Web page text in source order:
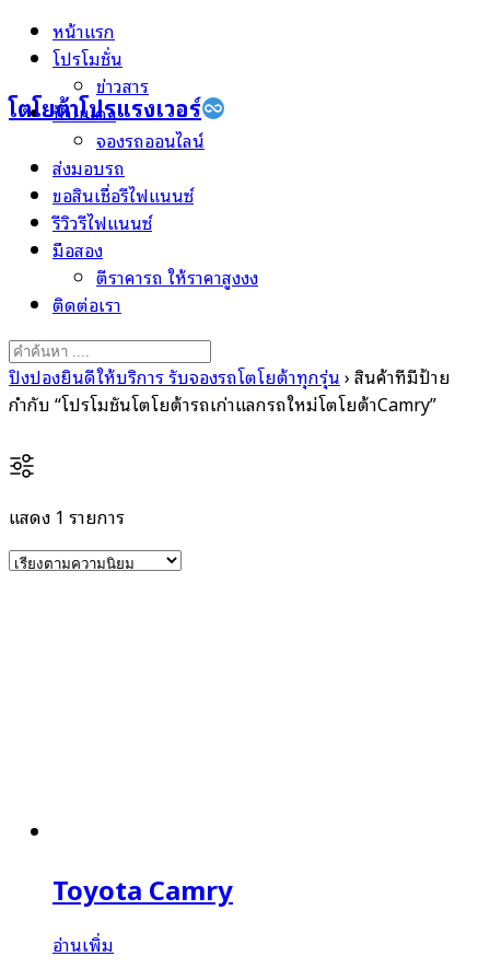
Skip
โตโยต้าโปรแรงเวอร์
หน้าแรก
โปรโมชั่น
ข่าวสาร
ป้ายแดง
จองรถออนไลน์
ส่งมอบรถ
ขอสินเชื่อรีไฟแนนซ์
รีวิวรีไฟแนนซ์
มือสอง
ตีราคารถ ให้ราคาสูงงง
ติดต่อเรา
Search
for:
ปิงปองยินดีให้บริการ รับจองรถโตโยต้าทุกรุ่น›สินค้าที่มีป้าย
กำกับ “โปรโมชั่นโตโยต้ารถเก่าแลกรถใหม่โตโยต้าCamry”
แสดง 1 รายการ
Toyota Camry
อ่านเพิ่ม